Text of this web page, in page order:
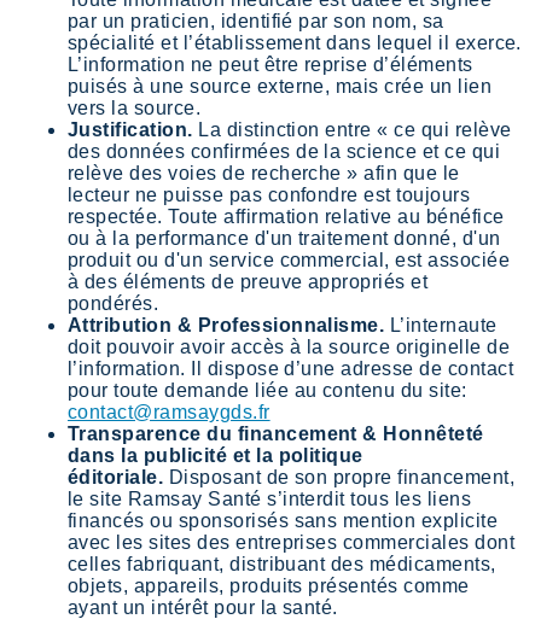
par un praticien, identifié par son nom, sa
spécialité et l’établissement dans lequel il exerce.
L’information ne peut être reprise d’éléments
puisés à une source externe, mais crée un lien
vers la source.
Justification. La distinction entre « ce qui relève
des données confirmées de la science et ce qui
relève des voies de recherche » afin que le
lecteur ne puisse pas confondre est toujours
respectée. Toute affirmation relative au bénéfice
ou à la performance d'un traitement donné, d'un
produit ou d'un service commercial, est associée
à des éléments de preuve appropriés et
pondérés.
Attribution & Professionnalisme. L’internaute
doit pouvoir avoir accès à la source originelle de
l’information. Il dispose d’une adresse de contact
pour toute demande liée au contenu du site:
contact@ramsaygds.fr
Transparence du financement & Honnêteté
dans la publicité et la politique
éditoriale. Disposant de son propre financement,
le site Ramsay Santé s’interdit tous les liens
financés ou sponsorisés sans mention explicite
avec les sites des entreprises commerciales dont
celles fabriquant, distribuant des médicaments,
objets, appareils, produits présentés comme
ayant un intérêt pour la santé.